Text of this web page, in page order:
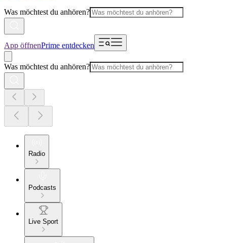
Was möchtest du anhören?
App öffnenPrime entdecken
Was möchtest du anhören?
Radio
Podcasts
Live Sport